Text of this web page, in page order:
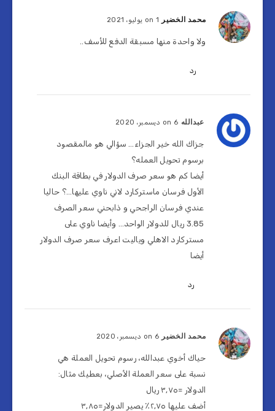
محمد الخضير on 1 يوليو، 2021
ولا واحدة منها مسبقة الدفع للأسف..
رد
عبدالله on 6 ديسمبر، 2020
جزاك الله خير الجزاء… سؤالي هو مالمقصود
برسوم تحويل العمله؟
أيضا كم هو سعر صرف الدولار في بطاقة البنك
الأول فرسان ماستركارد لاني ناوي عليها…؟ حاليا
عندي فرسان الراجحي و ذابحني سعر الصرف
3.85 ريال للدولار الواحد… وأيضا ناوي على
مستركارد الاهلي وياليت اعرف سعر صرف الدولار
أيضا
رد
محمد الخضير on 6 ديسمبر، 2020
حياك أخوي عبدالله، رسوم تحويل العملة هي
نسبة على سعر العملة الأصلي، بعطيك مثال:
الدولار =٣٫٧٥ ريال
أضف عليها ٢٫٧٥٪ يصير الدولار=٣٫٨٥